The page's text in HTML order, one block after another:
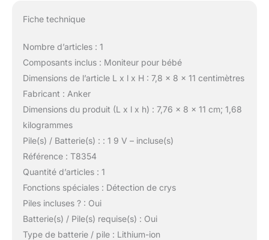
Fiche technique
Nombre d’articles : 1
Composants inclus : Moniteur pour bébé
Dimensions de l’article L x l x H : 7,8 x 8 x 11 centimètres
Fabricant : Anker
Dimensions du produit (L x l x h) : 7,76 x 8 x 11 cm; 1,68
kilogrammes
Pile(s) / Batterie(s) : : 1 9 V – incluse(s)
Référence : T8354
Quantité d’articles : 1
Fonctions spéciales : Détection de crys
Piles incluses ? : Oui
Batterie(s) / Pile(s) requise(s) : Oui
Type de batterie / pile : Lithium-ion